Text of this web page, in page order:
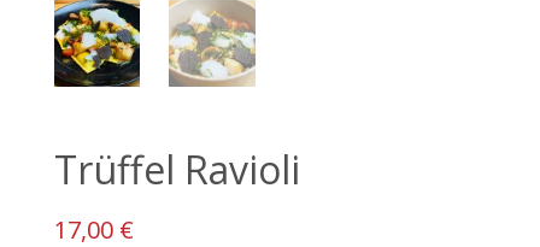
Trüffel Ravioli
17,00 €